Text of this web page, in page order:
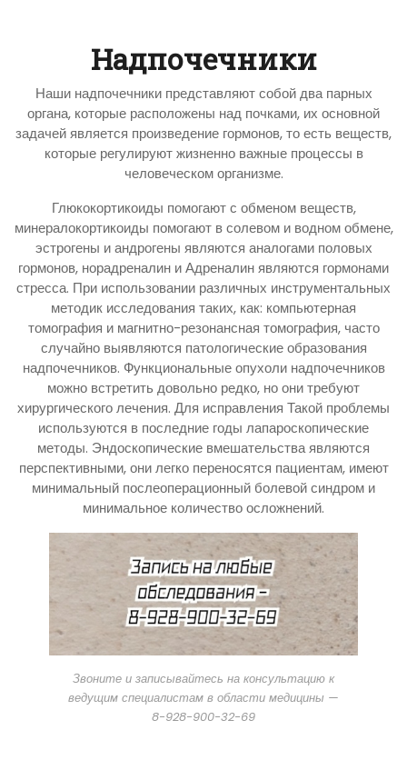
Надпочечники
Наши надпочечники представляют собой два парных
органа, которые расположены над почками, их основной
задачей является произведение гормонов, то есть веществ,
которые регулируют жизненно важные процессы в
человеческом организме.
Глюкокортикоиды помогают с обменом веществ,
минералокортикоиды помогают в солевом и водном обмене,
эстрогены и андрогены являются аналогами половых
гормонов, норадреналин и Адреналин являются гормонами
стресса. При использовании различных инструментальных
методик исследования таких, как: компьютерная
томография и магнитно-резонансная томография, часто
случайно выявляются патологические образования
надпочечников. Функциональные опухоли надпочечников
можно встретить довольно редко, но они требуют
хирургического лечения. Для исправления Такой проблемы
используются в последние годы лапароскопические
методы. Эндоскопические вмешательства являются
перспективными, они легко переносятся пациентам, имеют
минимальный послеоперационный болевой синдром и
минимальное количество осложнений.
Звоните и записывайтесь на консультацию к
ведущим специалистам в области медицины —
8-928-900-32-69